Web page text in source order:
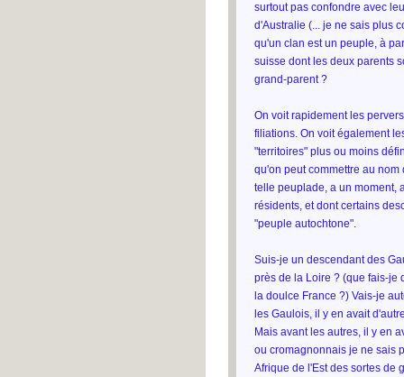
surtout pas confondre avec
d'Australie (... je ne sais plus
qu'un clan est un peuple, à
suisse dont les deux parents
grand-parent ?
On voit rapidement les
filiations. On voit également
"territoires" plus ou moins
qu'on peut commettre au
telle peuplade, a un moment,
résidents, et dont certains
"peuple autochtone".
Suis-je un descendant des
près de la Loire ? (que fais-je
la doulce France ?) Vais-je
les Gaulois, il y en avait
Mais avant les autres, il y en
ou cromagnonnais je ne sais
Afrique de l'Est des sortes de